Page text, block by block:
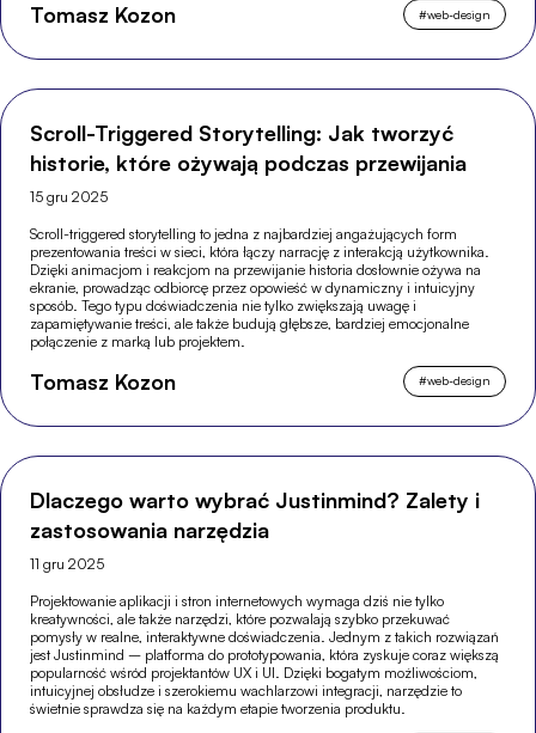
Tomasz Kozon #web-design
Scroll-Triggered Storytelling: Jak tworzyć
historie, które ożywają podczas przewijania
15 gru 2025
Scroll-triggered storytelling to jedna z najbardziej angażujących form
prezentowania treści w sieci, która łączy narrację z interakcją użytkownika.
Dzięki animacjom i reakcjom na przewijanie historia dosłownie ożywa na
ekranie, prowadząc odbiorcę przez opowieść w dynamiczny i intuicyjny
sposób. Tego typu doświadczenia nie tylko zwiększają uwagę i
zapamiętywanie treści, ale także budują głębsze, bardziej emocjonalne
połączenie z marką lub projektem.
Tomasz Kozon #web-design
Dlaczego warto wybrać Justinmind? Zalety i
zastosowania narzędzia
11 gru 2025
Projektowanie aplikacji i stron internetowych wymaga dziś nie tylko
kreatywności, ale także narzędzi, które pozwalają szybko przekuwać
pomysły w realne, interaktywne doświadczenia. Jednym z takich rozwiązań
jest Justinmind – platforma do prototypowania, która zyskuje coraz większą
popularność wśród projektantów UX i UI. Dzięki bogatym możliwościom,
intuicyjnej obsłudze i szerokiemu wachlarzowi integracji, narzędzie to
świetnie sprawdza się na każdym etapie tworzenia produktu.